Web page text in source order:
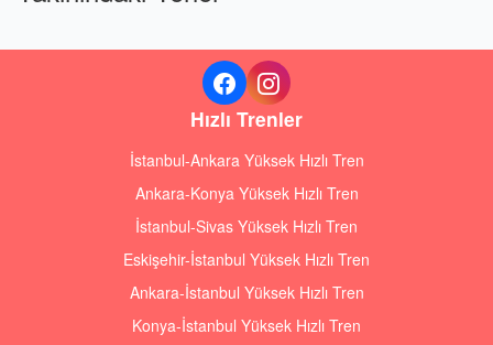
Hızlı Trenler
İstanbul-Ankara Yüksek Hızlı Tren
Ankara-Konya Yüksek Hızlı Tren
İstanbul-Sivas Yüksek Hızlı Tren
Eskişehir-İstanbul Yüksek Hızlı Tren
Ankara-İstanbul Yüksek Hızlı Tren
Konya-İstanbul Yüksek Hızlı Tren